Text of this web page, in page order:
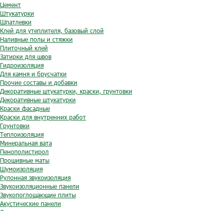
Цемент
Штукатурки
Шпатлевки
Клей для утеплителя, базовый слой
Наливные полы и стяжки
Плиточный клей
Затирки для швов
Гидроизоляция
Для камня и брусчатки
Прочие составы и добавки
Декоративные штукатурки, краски, грунтовки
Декоративные штукатурки
Краски фасадные
Краски для внутренних работ
Грунтовки
Теплоизоляция
Минеральная вата
Пенополистирол
Прошивные маты
Шумоизоляция
Рулонная звукоизоляция
Звукоизоляционные панели
Звукопоглощающие плиты
Акустические панели